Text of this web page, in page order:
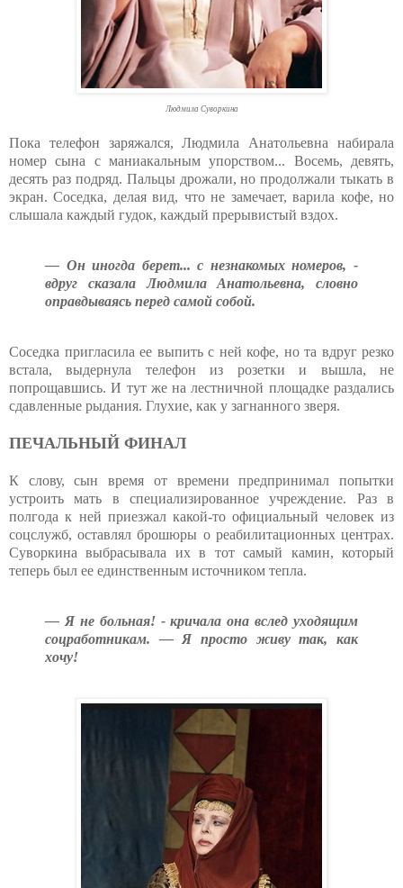
Людмила Суворкина
Пока телефон заряжался, Людмила Анатольевна набирала
номер сына с маниакальным упорством... Восемь, девять,
десять раз подряд. Пальцы дрожали, но продолжали тыкать в
экран. Соседка, делая вид, что не замечает, варила кофе, но
слышала каждый гудок, каждый прерывистый вздох.
— Он иногда берет... с незнакомых номеров, -
вдруг сказала Людмила Анатольевна, словно
оправдываясь перед самой собой.
Соседка пригласила ее выпить с ней кофе, но та вдруг резко
встала, выдернула телефон из розетки и вышла, не
попрощавшись. И тут же на лестничной площадке раздались
сдавленные рыдания. Глухие, как у загнанного зверя.
ПЕЧАЛЬНЫЙ ФИНАЛ
К слову, сын время от времени предпринимал попытки
устроить мать в специализированное учреждение. Раз в
полгода к ней приезжал какой-то официальный человек из
соцслужб, оставлял брошюры о реабилитационных центрах.
Суворкина выбрасывала их в тот самый камин, который
теперь был ее единственным источником тепла.
— Я не больная! - кричала она вслед уходящим
соцработникам. — Я просто живу так, как
хочу!